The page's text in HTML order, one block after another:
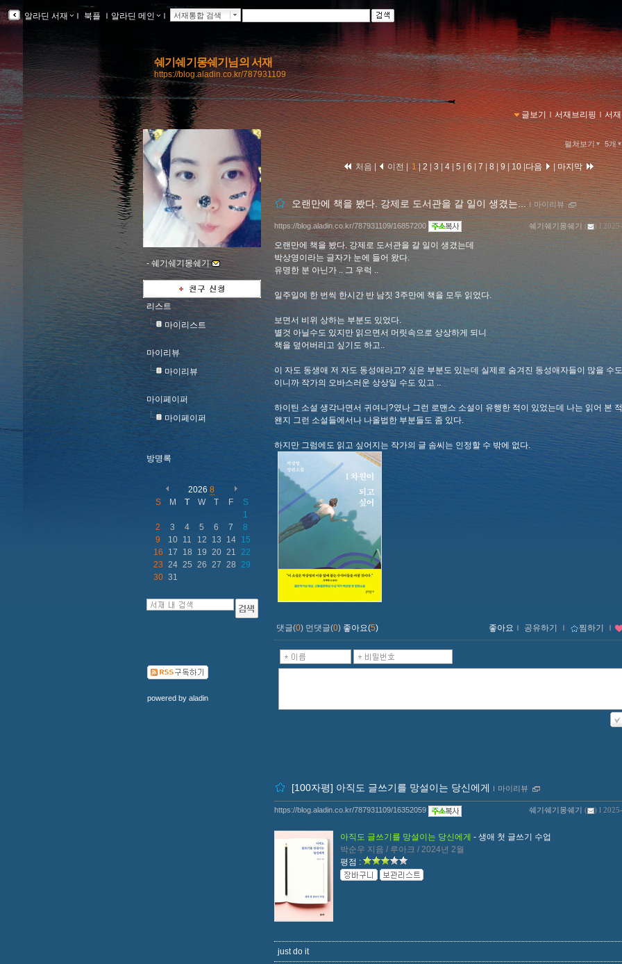
알라딘 서재 ｌ 북플 ｌ 알라딘 메인 ｌ 서재통합 검색
쉐기쉐기몽쉐기님의 서재
https://blog.aladin.co.kr/787931109
글보기 ｌ서재브리핑 ｌ 서재
- 쉐기쉐기몽쉐기
리스트
마이리스트
마이리뷰
마이리뷰
마이페이퍼
마이페이퍼
방명록
2026 8
S
M T W T F
S
1
2
3 4 5 6 7
8
9
10 11 12 13 14
15
16
17 18 19 20 21 22
23 24 25 26 27 28 29
30 31
powered by aladin
펼쳐보기 5개
처음 | 이전 |1| 2 3|4|5 6 7 8 9 10|다음 |마지막
오랜만에 책을 봤다. 강제로 도서관을 갈 일이 생겼는... ｌ 마이리뷰
쉐기쉐기몽쉐기 ( ) l
https://blog.aladin.co.kr/787931109/16857200
오랜만에 책을 봤다. 강제로 도서관을 갈 일이 생겼는데
박상영이라는 글자가 눈에 들어 왔다.
유명한 분 아닌가 .. 그 우럭 ..
일주일에 한 번씩 한시간 반 남짓 3주만에 책을 모두 읽었다.
보면서 비위 상하는 부분도 있었다.
별것 아닐수도 있지만 읽으면서 머릿속으로 상상하게 되니
책을 덮어버리고 싶기도 하고..
이 자도 동생애 저 자도 동성애라고? 싶은 부분도 있는데 실제로 숨겨진 동성애자들이 많을 수
이니까 작가의 오바스러운 상상일 수도 있고 ..
하이틴 소설 생각나면서 귀여니?였나 그런 로맨스 소설이 유행한 적이 있었는데 나는 읽어 본
왠지 그런 소설들에서나 나올법한 부분들도 좀 있다.
하지만 그럼에도 읽고 싶어지는 작가의 글 솜씨는 인정할 수 밖에 없다.
댓글(0) 먼댓글(0) 좋아요(5) 좋아요 ｌ 공유하기 ｌ 찜하기 ｌ
[100자평] 아직도 글쓰기를 망설이는 당신에게 ｌ 마이리뷰
쉐기쉐기몽쉐기 ( ) l
https://blog.aladin.co.kr/787931109/16352059
아직도 글쓰기를 망설이는 당신에게 - 생애 첫 글쓰기 수업
박순우 지음 / 루아크 / 2024년 2월
평점 :
just do it